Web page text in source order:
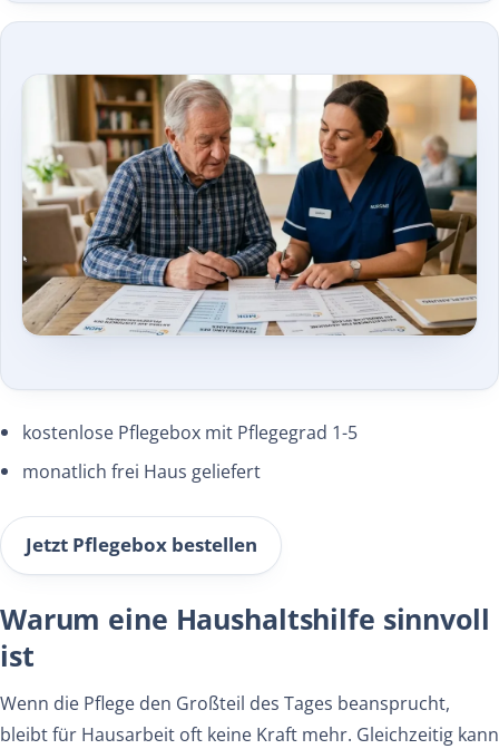
kostenlose Pflegebox mit Pflegegrad 1-5
monatlich frei Haus geliefert
Jetzt Pflegebox bestellen
Warum eine Haushaltshilfe sinnvoll
ist
Wenn die Pflege den Großteil des Tages beansprucht,
bleibt für Hausarbeit oft keine Kraft mehr. Gleichzeitig kann